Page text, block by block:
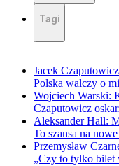
Tagi
Jacek
Polska walczy o
Wojciech Warski:
Czaputowicz
Aleksander Hall:
To szansa na
Przemysław
„Czy to tylko bilet